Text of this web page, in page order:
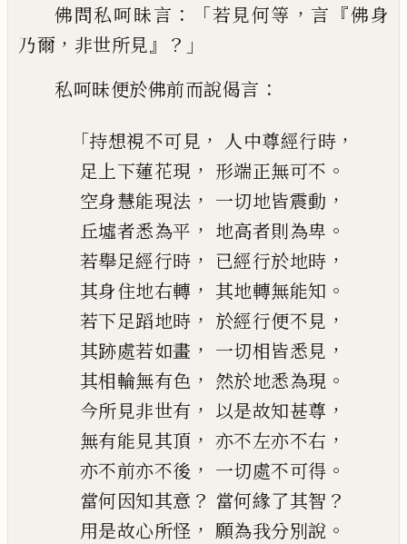
佛問私呵昧言 ：「若見何等 ， 言 『佛身
乃爾 ， 非世所見』？」
私呵昧便於佛前而說偈言 ：
「持想視不可見 ， 人中尊經行時 ，
足上下蓮花現 ， 形端正無可不 。
空身慧能現法 ， 一切地皆震動 ，
丘墟者悉為平 ， 地高者則為卑 。
若舉足經行時 ， 已經行於地時 ，
其身住地右轉 ， 其地轉無能知 。
若下足蹈地時 ， 於經行便不見 ，
其跡處若如畫 ， 一切相皆悉見 ，
其相輪無有色 ， 然於地悉為現 。
今所見非世有 ， 以是故知甚尊 ，
無有能見其頂 ， 亦不左亦不右 ，
亦不前亦不後 ， 一切處不可得 。
當何因知其意 ？ 當何緣了其智 ？
用是故心所怪 ， 願為我分別說 。